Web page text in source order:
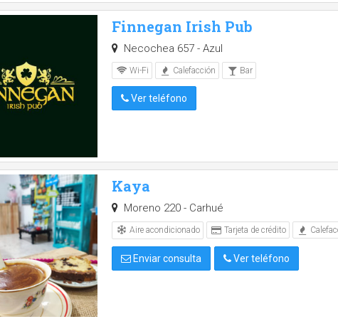
Finnegan Irish Pub
Necochea 657 - Azul
Wi-Fi Calefacción Bar
Ver teléfono
Kaya
Moreno 220 - Carhué
Aire acondicionado Tarjeta de crédito
Enviar consulta Ver teléfono